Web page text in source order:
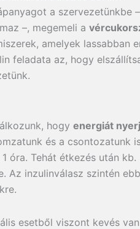
a szervezetünkbe
–, megemeli a
amelyek
feladata az, hogy
hogy energiát
és a csontozatunk
óra. Tehát étkezés után
Az inzulinválasz szintén
esetből viszont kevés